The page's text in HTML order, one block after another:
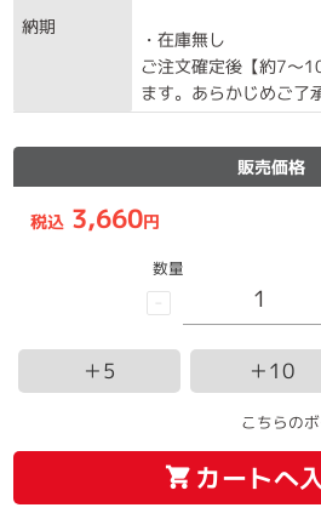
納期
・在庫無し
ご注文確定後【約7～
ます。あらかじめご了
販売価格
税込3,660円
-
数量
＋5 ＋10
こちらの
カートへ